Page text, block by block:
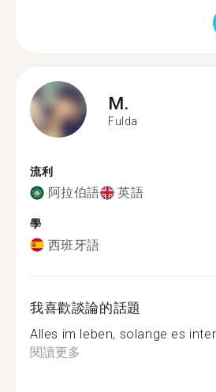
M.
Fulda
流利
阿拉伯語 英語
學
西班牙語
我喜歡談論的話題
Alles im leben, solange es
閱讀更多